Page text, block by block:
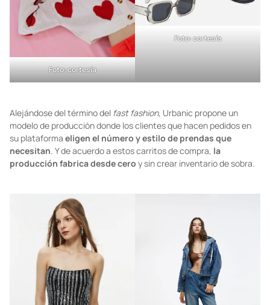
Foto: cortesía
Foto: cortesía
Alejándose del término del fast fashion, Urbanic propone un
modelo de producción donde los clientes que hacen pedidos en
su plataforma eligen el número y estilo de prendas que
necesitan. Y de acuerdo a estos carritos de compra, la
producción fabrica desde cero y sin crear inventario de sobra.